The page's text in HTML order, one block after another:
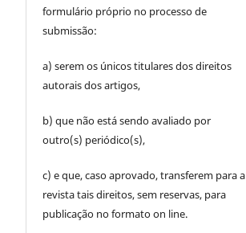
formulário próprio no processo de
submissão:
a) serem os únicos titulares dos direitos
autorais dos artigos,
b) que não está sendo avaliado por
outro(s) periódico(s),
c) e que, caso aprovado, transferem para a
revista tais direitos, sem reservas, para
publicação no formato on line.